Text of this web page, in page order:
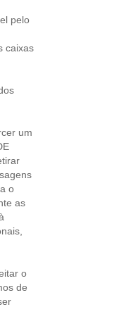
pelo
caixas
um
o
as
o
de